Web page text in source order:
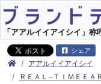
「アアルイイアイシイ」
シェア
アアルイイアイシイ
ＲＥＡＬ−ＴＩＭＥＥＡ